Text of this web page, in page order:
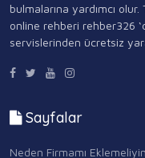
bulmalarına yardımcı
online rehberi rehber326
servislerinden ücretsiz
Sayfalar
Neden Firmamı